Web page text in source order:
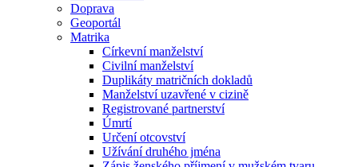
Doprava
Geoportál
Matrika
Církevní manželství
Civilní manželství
Duplikáty matričních dokladů
Manželství uzavřené v cizině
Registrované partnerství
Úmrtí
Určení otcovství
Užívání druhého jména